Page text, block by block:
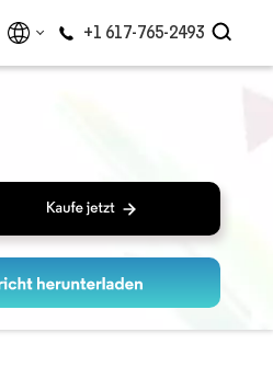
+1 617-765-2493